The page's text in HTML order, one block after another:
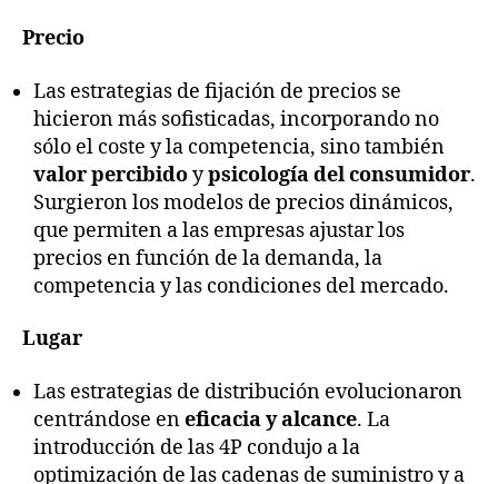
Precio
Las estrategias de fijación de precios se
hicieron más sofisticadas, incorporando no
sólo el coste y la competencia, sino también
valor percibidoypsicología del consumidor.
Surgieron los modelos de precios dinámicos,
que permiten a las empresas ajustar los
precios en función de la demanda, la
competencia y las condiciones del mercado.
Lugar
Las estrategias de distribución evolucionaron
centrándose eneficacia y alcance. La
introducción de las 4P condujo a la
optimización de las cadenas de suministro y a